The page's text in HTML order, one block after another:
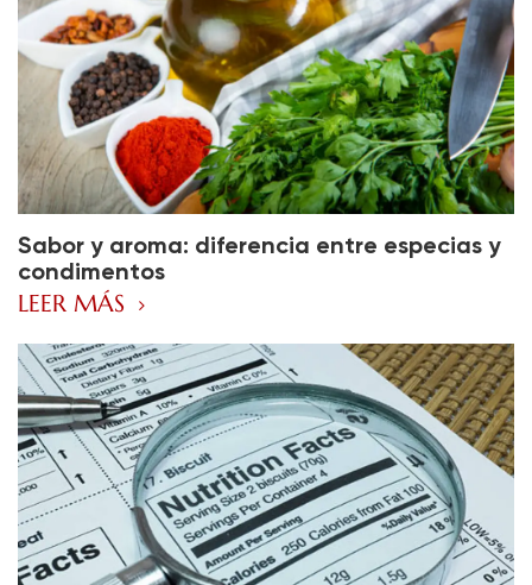
Sabor y aroma: diferencia entre especias y
condimentos
LEER MÁS